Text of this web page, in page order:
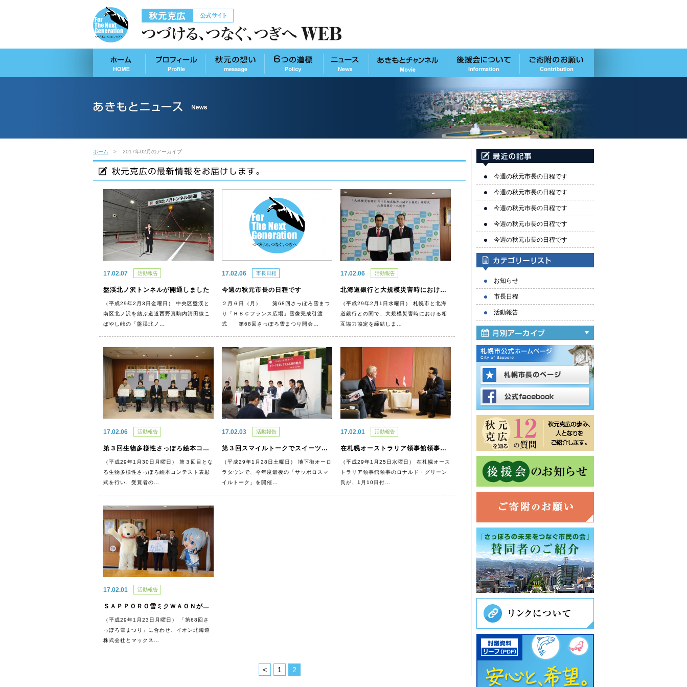
ホーム 2017年02月のアーカイブ
17.02.07 活動報告
盤渓北ノ沢トンネルが開通しました
（平成29年2月3日金曜日） 中央区盤渓と
南区北ノ沢を結ぶ道道西野真駒内清田線こ
ばやし峠の「盤渓北ノ…
17.02.06 市長日程
今週の秋元市長の日程です
２月６日（月） 第68回さっぽろ雪まつ
り「ＨＢＣフランス広場」雪像完成引渡
式 第68回さっぽろ雪まつり開会…
17.02.06 活動報告
北海道銀行と大規模災害時における相互協力協定を締結しました
（平成29年2月1日水曜日） 札幌市と北海
道銀行との間で、大規模災害時における相
互協力協定を締結しま…
17.02.06 活動報告
第３回生物多様性さっぽろ絵本コンテスト表彰を行いました
（平成29年1月30日月曜日） 第３回目とな
る生物多様性さっぽろ絵本コンテスト表彰
式を行い、受賞者の…
17.02.03 活動報告
第３回スマイルトークでスイーツをテーマに語り合いました
（平成29年1月28日土曜日） 地下街オーロ
ラタウンで、今年度最後の「サッポロスマ
イルトーク」を開催…
17.02.01 活動報告
在札幌オーストラリア領事館領事が着任ごあいさつにお越しになりました
（平成29年1月25日水曜日） 在札幌オース
トラリア領事館領事のロナルド・グリーン
氏が、1月10日付…
17.02.01 活動報告
ＳＡＰＰＯＲＯ雪ミクＷＡＯＮが発行されます
（平成29年1月23日月曜日） 「第68回さ
っぽろ雪まつり」に合わせ、イオン北海道
株式会社とマックス…
< 1 2
今週の秋元市長の日程です
今週の秋元市長の日程です
今週の秋元市長の日程です
今週の秋元市長の日程です
今週の秋元市長の日程です
お知らせ
市長日程
活動報告